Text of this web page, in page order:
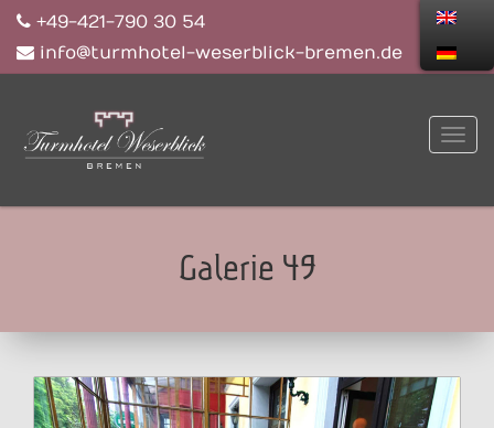
+49-421-790 30 54
info@turmhotel-weserblick-bremen.de
Galerie 49